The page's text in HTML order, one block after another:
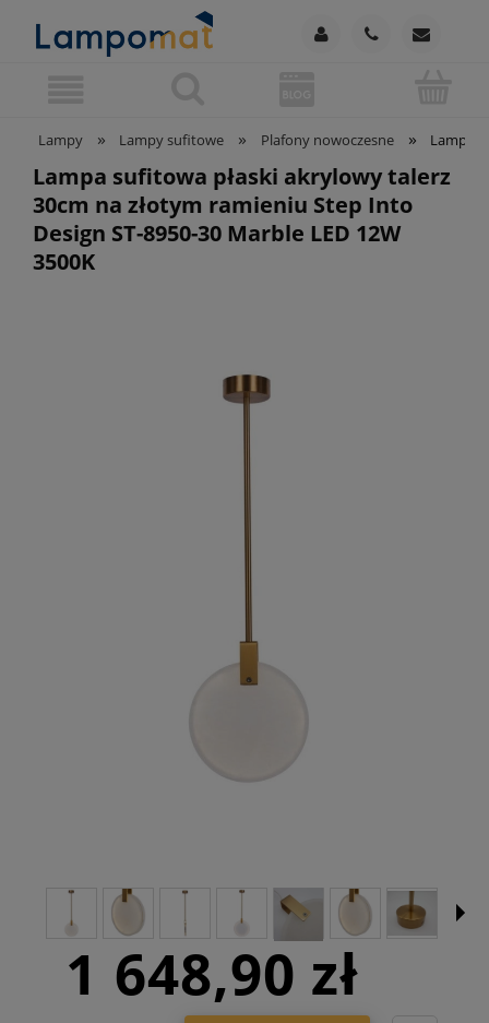
Lampy » Lampy sufitowe » Plafony nowoczesne » Lampa
Lampa sufitowa płaski akrylowy talerz
30cm na złotym ramieniu Step Into
Design ST-8950-30 Marble LED 12W
3500K
1 648,90 zł